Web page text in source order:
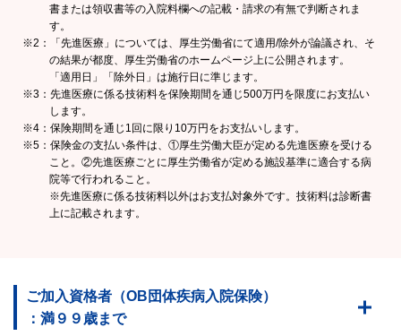
書または領収書等の入院料欄への記載・請求の有無で判断されま
す。
※2：「先進医療」については、厚生労働省にて適用/除外が論議され、そ
の結果が都度、厚生労働省のホームページ上に公開されます。
「適用日」「除外日」は施行日に準じます。
※3：先進医療に係る技術料を保険期間を通じ500万円を限度にお支払い
します。
※4：保険期間を通じ1回に限り10万円をお支払いします。
※5：保険金の支払い条件は、①厚生労働大臣が定める先進医療を受ける
こと。②先進医療ごとに厚生労働省が定める施設基準に適合する病
院等で行われること。
※先進医療に係る技術料以外はお支払対象外です。技術料は診断書
上に記載されます。
ご加入資格者（OB団体疾病入院保険）
：満９９歳まで